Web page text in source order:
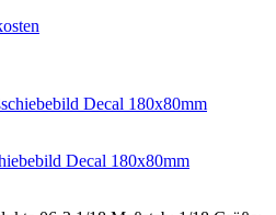
Decal 180x80mm